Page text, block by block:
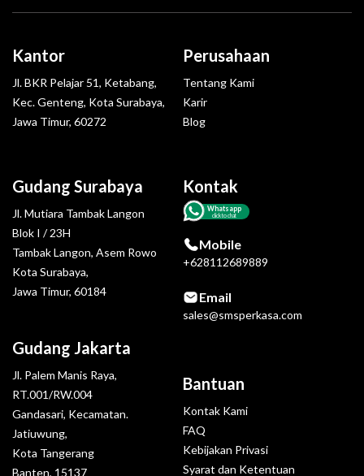
Gudang Surabaya
Jl. Mutiara Tambak Langon
Blok I / 23H
Tambak Langon, Asem Rowo
Kota Surabaya,
Jawa Timur, 60184
Gudang Jakarta
Jl. Palem Manis Raya,
RT.001/RW.004
Gandasari, Kecamatan.
Jatiuwung,
Kota Tangerang
Banten, 15137
Kantor
Jl. BKR Pelajar 51, Ketabang,
Kec. Genteng, Kota Surabaya,
Jawa Timur, 60272
Kontak
Whatsapp
click to chat
Mobile
+628112689889
Email
sales@smsperkasa.com
Perusahaan
Tentang Kami
Karir
Blog
Bantuan
Kontak Kami
FAQ
Kebijakan Privasi
Syarat dan Ketentuan